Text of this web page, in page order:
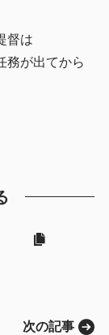
督は
務が出てから
次の記事